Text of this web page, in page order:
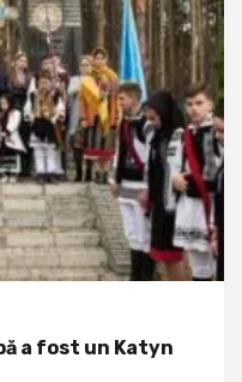
a fost un Katyn